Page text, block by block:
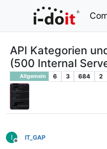
API Kategorien
(500 Internal
Allgemein 6 3 684 2
I
Offline
IT_GAP